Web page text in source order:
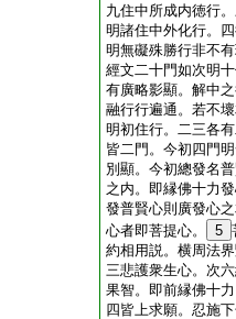
九住中所成内徳行
明諸住中外化行。
明無礙殊勝行非不
經文二十門如次明
有廣略影顯。解中
融行行遍通。若不
明初住行。二三各
皆二門。今初四門
別顯。今初總發名
之内。即縁佛十力
發普賢心則廣發心
心者即菩提心。
5
約相用説。横周法
三悲護衆生心。次
果智。即前縁佛十
四皆上求願。忍施